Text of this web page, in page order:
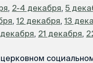
, 2-4 декабря, 5
, 12 декабря, 13
, 21 декабря,